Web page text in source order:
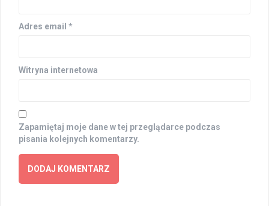
Adres email *
Witryna internetowa
Zapamiętaj moje dane w tej przeglądarce podczas
pisania kolejnych komentarzy.